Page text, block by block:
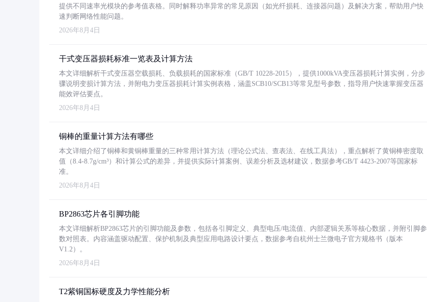
提供不同速率光模块的参考值表格。同时解释功率异常的常见原因（如光纤损耗、连接器问题）及解决方案，帮助用户快
速判断网络性能问题。
2026年8月4日
干式变压器损耗标准一览表及计算方法
本文详细解析干式变压器空载损耗、负载损耗的国家标准（GB/T 10228-2015），提供1000kVA变压器损耗计算实例，分步
骤说明变损计算方法，并附电力变压器损耗计算实例表格，涵盖SCB10/SCB13等常见型号参数，指导用户快速掌握变压器
能效评估要点。
2026年8月4日
铜棒的重量计算方法有哪些
本文详细介绍了铜棒和黄铜棒重量的三种常用计算方法（理论公式法、查表法、在线工具法），重点解析了黄铜棒密度取
值（8.4-8.7g/cm³）和计算公式的差异，并提供实际计算案例、误差分析及选材建议，数据参考GB/T 4423-2007等国家标
准。
2026年8月4日
BP2863芯片各引脚功能
本文详细解析BP2863芯片的引脚功能及参数，包括各引脚定义、典型电压/电流值、内部逻辑关系等核心数据，并附引脚参
数对照表。内容涵盖驱动配置、保护机制及典型应用电路设计要点，数据参考自杭州士兰微电子官方规格书（版本
V1.2）。
2026年8月4日
T2紫铜国标硬度及力学性能分析